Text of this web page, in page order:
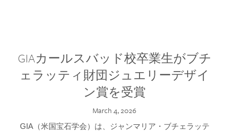
GIAカールスバッド校卒業生がブチ
ェラッティ財団ジュエリーデザイ
ン賞を受賞
March 4, 2026
GIA（米国宝石学会）は、ジャンマリア・ブチェラッテ